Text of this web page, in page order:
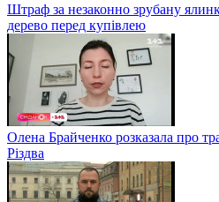
Штраф за незаконно зрубану
дерево перед купівлею
Олена Брайченко розказала про
Різдва